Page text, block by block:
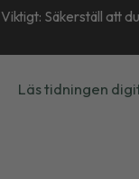
Viktigt: Säkerställ att
Läs tidningen